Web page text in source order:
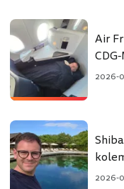
Air
2026-
2026-